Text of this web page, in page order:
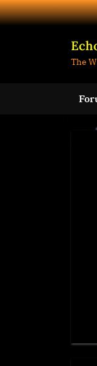
Skip
to
The